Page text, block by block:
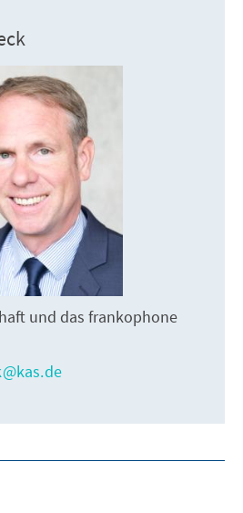
und das frankophone